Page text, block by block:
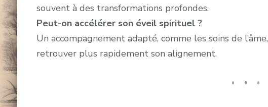
souvent à des transformations profondes.
Peut-on accélérer son éveil spirituel ?
Un accompagnement adapté, comme les soins de
retrouver plus rapidement son alignement.